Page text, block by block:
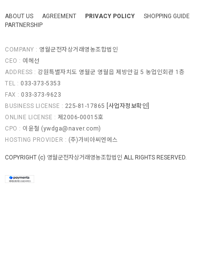
ABOUT US AGREEMENT PRIVACY POLICY
SHOPPING GUIDE
PARTNERSHIP
COMPANY : 영월군전자상거래영농조합법인
CEO : 여헤선
ADDRESS : 강원특별자치도 영월군 영월읍 제방안길 5 농업인회관 1층
TEL : 033-373-5353
FAX : 033-373-9623
BUSINESS LICENSE : 225-81-17865
[사업자정보확인]
ONLINE LICENSE : 제2006-00015호
CPO : 이윤철 (ywdga@naver.com)
HOSTING PROVIDER : (주)가비아씨엔에스
COPYRIGHT (c) 영월군전자상거래영농조합법인 ALL RIGHTS RESERVED.